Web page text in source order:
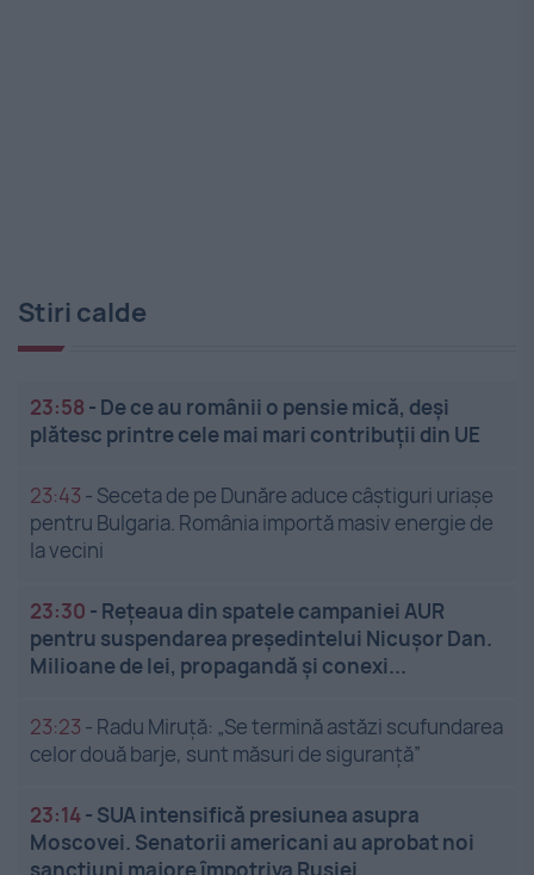
Stiri calde
23:58 - De ce au românii o pensie mică, deși
plătesc printre cele mai mari contribuții din UE
23:43 - Seceta de pe Dunăre aduce câștiguri uriașe
pentru Bulgaria. România importă masiv energie de
la vecini
23:30 - Rețeaua din spatele campaniei AUR
pentru suspendarea președintelui Nicușor Dan.
Milioane de lei, propagandă și conexi...
23:23 - Radu Miruță: „Se termină astăzi scufundarea
celor două barje, sunt măsuri de siguranţă”
23:14- SUA intensifică presiunea asupra
Moscovei. Senatorii americani au aprobat noi